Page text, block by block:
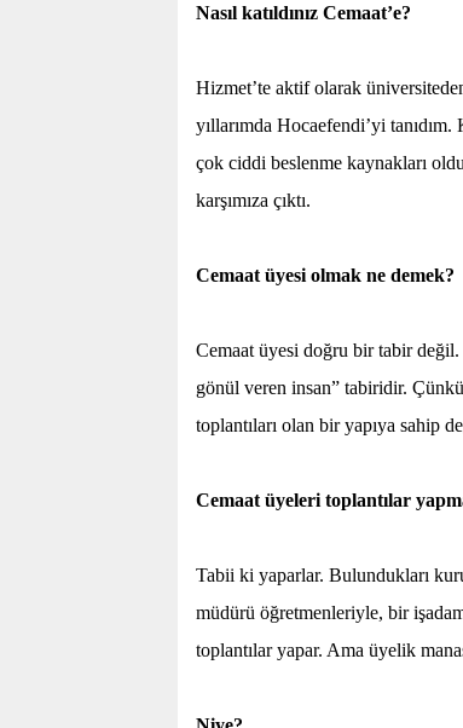
Nasıl katıldınız Cemaat’e?
Hizmet’te aktif olarak
yıllarımda Hocaefendi’yi
çok ciddi beslenme kaynakları
karşımıza çıktı.
Cemaat üyesi olmak ne demek?
Cemaat üyesi doğru bir tabir
gönül veren insan” tabiridir.
toplantıları olan bir yapıya sahip
Cemaat üyeleri toplantılar
Tabii ki yaparlar. Bulundukları
müdürü öğretmenleriyle, bir
toplantılar yapar. Ama üyelik